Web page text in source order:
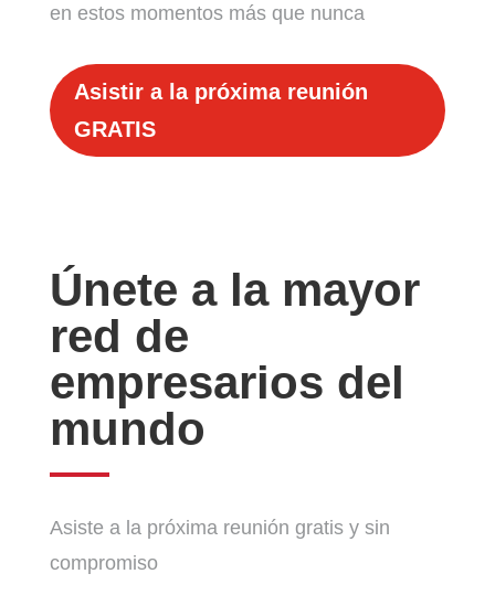
en estos momentos más que nunca
Asistir a la próxima reunión
GRATIS
Únete a la mayor
red de
empresarios del
mundo
Asiste a la próxima reunión gratis y sin
compromiso